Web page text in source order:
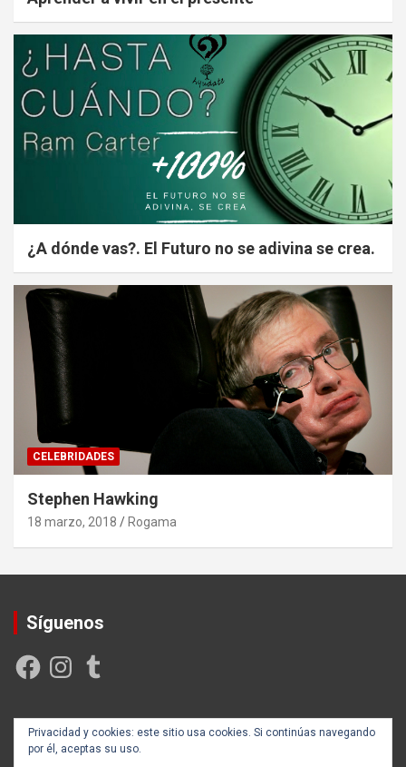
¿A dónde vas?. El Futuro no se adivina se crea.
CELEBRIDADES
Stephen Hawking
18 marzo, 2018 Rogama
Síguenos
FacebookInstagramTumblr
Privacidad y cookies: este sitio usa cookies. Si continúas navegando
por él, aceptas su uso.
Creada y posicionada por Rogama Informática